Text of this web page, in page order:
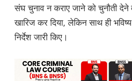
संघ चुनाव न कराए जाने को चुनौती देने
खारिज कर दिया, लेकिन साथ ही
निर्देश जारी किए।